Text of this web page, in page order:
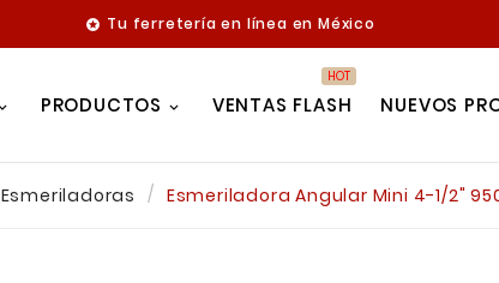
 Tu ferretería en línea en México
PRODUCTOS VENTAS FLASH
HOT
NUEVOS
Esmeriladoras Esmeriladora Angular Mini 4-1/2" 950